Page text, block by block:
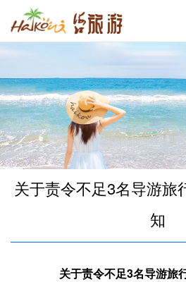
关于责令不足3名导游旅
知
关于责令不足3名导游旅